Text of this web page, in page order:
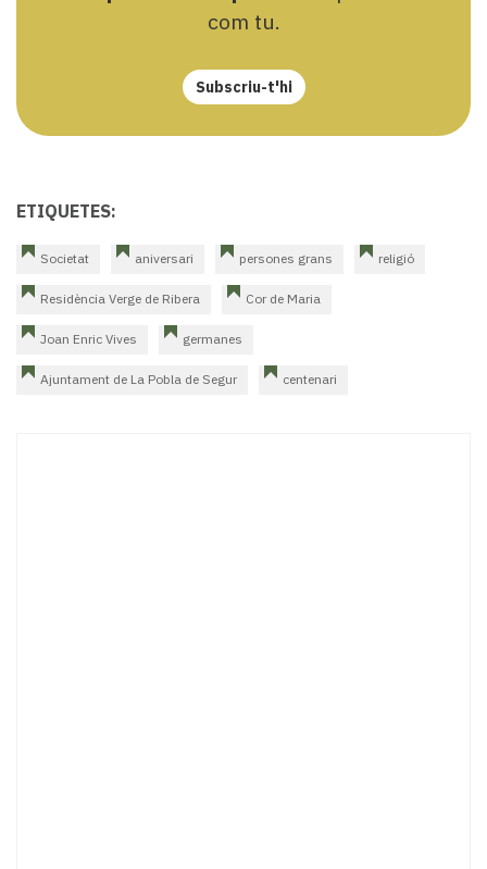
com tu.
Subscriu-t'hi
ETIQUETES:
Societat aniversari persones grans religió
Residència Verge de Ribera Cor de Maria
Joan Enric Vives germanes
Ajuntament de La Pobla de Segur centenari